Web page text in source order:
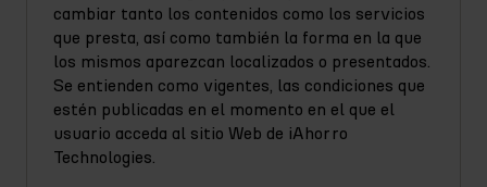
cambiar tanto los contenidos como los servicios
que presta, así como también la forma en la que
los mismos aparezcan localizados o presentados.
Se entienden como vigentes, las condiciones que
estén publicadas en el momento en el que el
usuario acceda al sitio Web de iAhorro
Technologies.